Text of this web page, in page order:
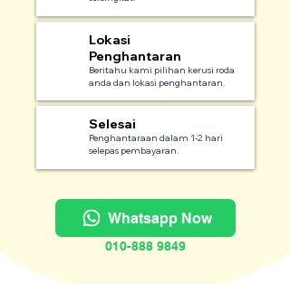
Lokasi
Penghantaran
Beritahu kami pilihan kerusi roda
anda dan lokasi penghantaran.
Selesai
Penghantaraan dalam 1-2 hari
selepas pembayaran.
Whatsapp Now
010-888 9849